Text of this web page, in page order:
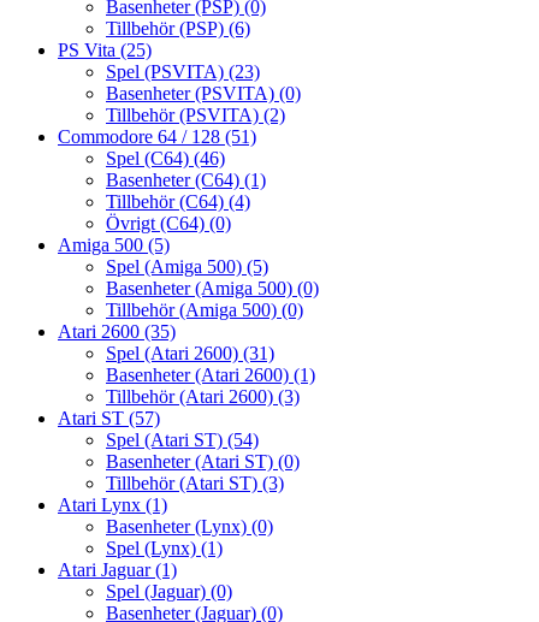
Basenheter (PSP) (0)
Tillbehör (PSP) (6)
PS Vita (25)
Spel (PSVITA) (23)
Basenheter (PSVITA) (0)
Tillbehör (PSVITA) (2)
Commodore 64 / 128 (51)
Spel (C64) (46)
Basenheter (C64) (1)
Tillbehör (C64) (4)
Övrigt (C64) (0)
Amiga 500 (5)
Spel (Amiga 500) (5)
Basenheter (Amiga 500) (0)
Tillbehör (Amiga 500) (0)
Atari 2600 (35)
Spel (Atari 2600) (31)
Basenheter (Atari 2600) (1)
Tillbehör (Atari 2600) (3)
Atari ST (57)
Spel (Atari ST) (54)
Basenheter (Atari ST) (0)
Tillbehör (Atari ST) (3)
Atari Lynx (1)
Basenheter (Lynx) (0)
Spel (Lynx) (1)
Atari Jaguar(1)
Spel (Jaguar) (0)
Basenheter (Jaguar) (0)